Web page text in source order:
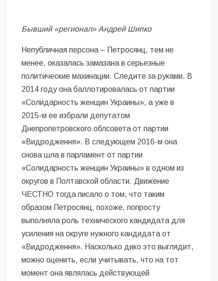
Бывший «регионал» Андрей Шипко
Непубличная персона – Петросянц, тем не
менее, оказалась замазана в серьезные
политические махинации. Следите за руками. В
2014 году она баллотировалась от партии
«Солидарность женщин Украины», а уже в
2015-м ее избрали депутатом
Днепропетровского облсовета от партии
«Видродження». В следующем 2016-м она
снова шла в парламент от партии
«Солидарность женщин Украины» в одном из
округов в Полтавской области. Движение
ЧЕСТНО тогда писало о том, что таким
образом Петросянц, похоже, попросту
выполняла роль технического кандидата для
усиления на округе нужного кандидата от
«Видродження». Насколько дико это выглядит,
можно оценить, если учитывать, что на тот
момент она являлась действующей